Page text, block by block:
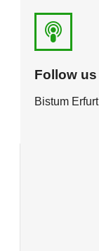
Follow us
Bistum Erfurt